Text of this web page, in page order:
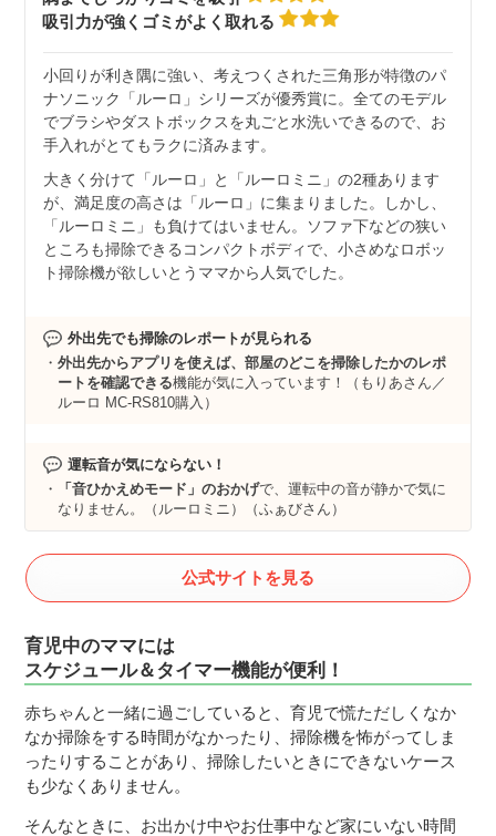
吸引力が強くゴミがよく取れる
小回りが利き隅に強い、考えつくされた三角形が特徴のパ
ナソニック「ルーロ」シリーズが優秀賞に。全てのモデル
でブラシやダストボックスを丸ごと水洗いできるので、お
手入れがとてもラクに済みます。
大きく分けて「ルーロ」と「ルーロミニ」の2種あります
が、満足度の高さは「ルーロ」に集まりました。しかし、
「ルーロミニ」も負けてはいません。ソファ下などの狭い
ところも掃除できるコンパクトボディで、小さめなロボッ
ト掃除機が欲しいとうママから人気でした。
外出先でも掃除のレポートが見られる
外出先からアプリを使えば、部屋のどこを掃除したかのレポ
ートを確認できる機能が気に入っています！（もりあさん／
ルーロ MC-RS810購入）
運転音が気にならない！
「音ひかえめモード」のおかげで、運転中の音が静かで気に
なりません。（ルーロミニ）（ふぁびさん）
公式サイトを見る
育児中のママには
スケジュール＆タイマー機能が便利！
赤ちゃんと一緒に過ごしていると、育児で慌ただしくなか
なか掃除をする時間がなかったり、掃除機を怖がってしま
ったりすることがあり、掃除したいときにできないケース
も少なくありません。
そんなときに、お出かけ中やお仕事中など家にいない時間